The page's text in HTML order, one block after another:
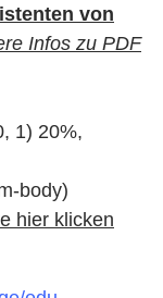
von
Infos zu PDF
1) 20%,
body)
hier klicken